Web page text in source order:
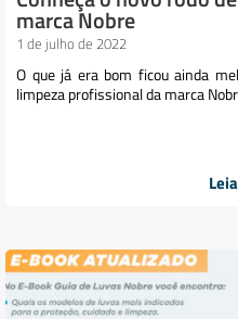
marca Nobre
1 de julho de 2022
O que já era bom ficou ainda
limpeza profissional da marca